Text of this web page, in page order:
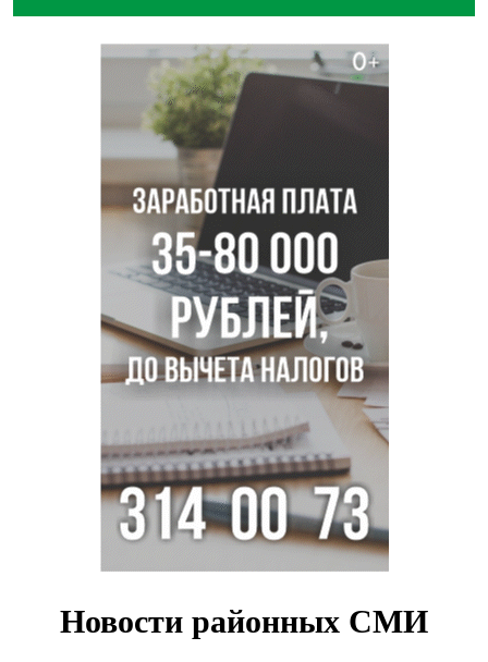
Новосибирские хирурги спасли сердце восьмиклассницы
Более тысячи новосибирцев открыли День
физкультурника на набережной
Губернатор Андрей Травников подравил новосибирцев с
Днем физкультурника
Семь рейсов за сутки отменили в новосибирском
аэропорту Толмачево